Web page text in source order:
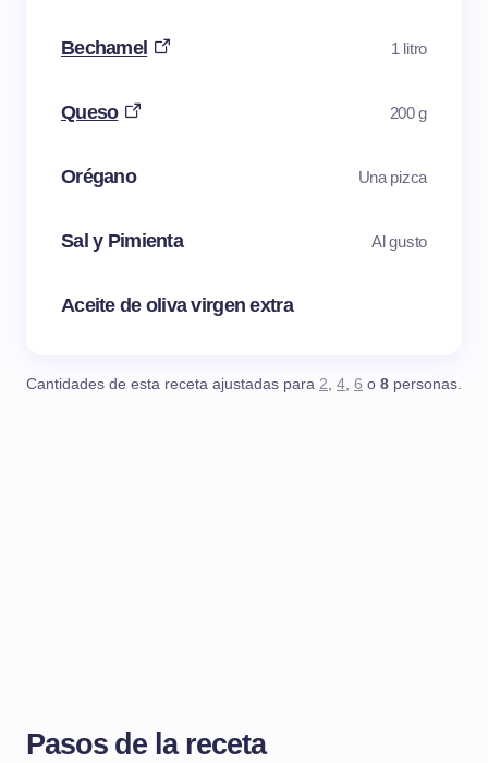
Bechamel 1 litro
Queso 200 g
Orégano Una pizca
Sal y Pimienta Al gusto
Aceite de oliva virgen extra
Cantidades de esta receta ajustadas para 2, 4, 6 o 8 personas.
Pasos de la receta